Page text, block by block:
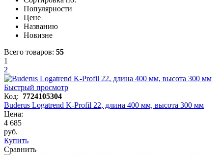
Популярности
Цене
Названию
Новизне
Всего товаров: 55
1
2
Быстрый просмотр
Код: 7724105304
Buderus Logatrend K-Profil 22, длина 400 мм, высота 300 мм
Цена:
4 685
руб.
Купить
Сравнить